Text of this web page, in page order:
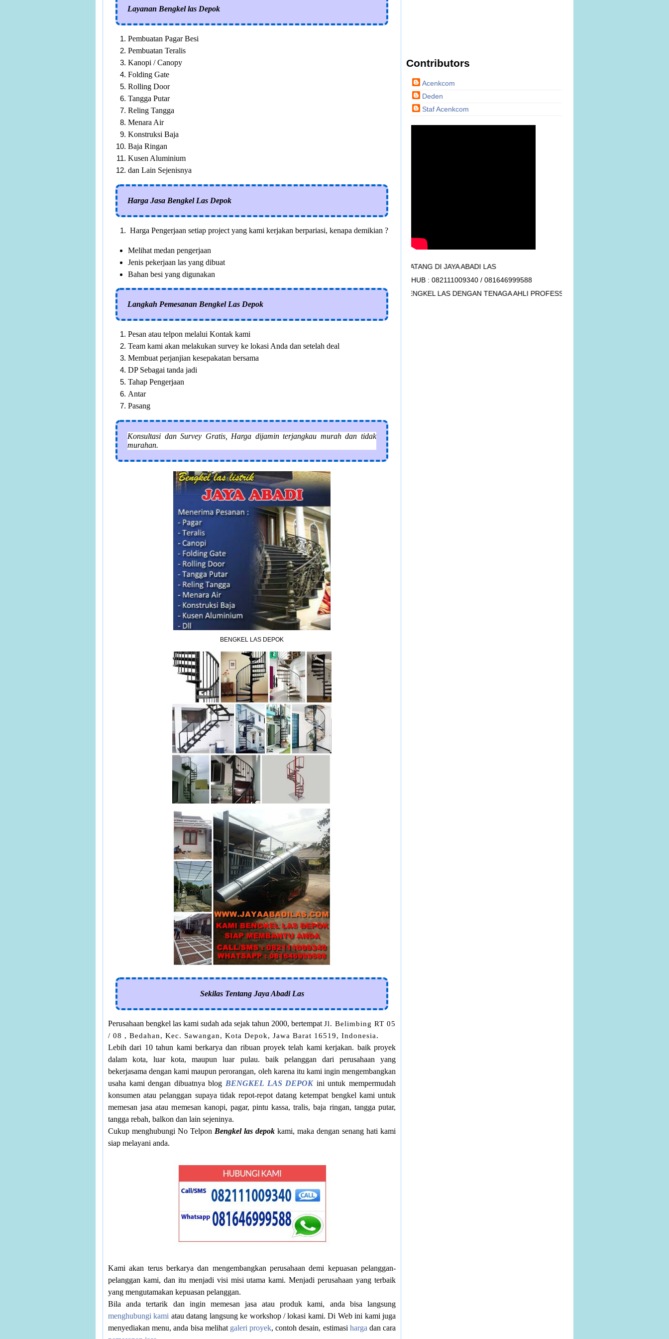
Layanan Bengkel las Depok
Pembuatan Pagar Besi
Pembuatan Teralis
Kanopi / Canopy
Folding Gate
Rolling Door
Tangga Putar
Reling Tangga
Menara Air
Konstruksi Baja
Baja Ringan
Kusen Aluminium
dan Lain Sejenisnya
Harga Jasa Bengkel Las Depok
Harga Pengerjaan setiap project yang kami kerjakan berpariasi, kenapa demikian ?
Melihat medan pengerjaan
Jenis pekerjaan las yang dibuat
Bahan besi yang digunakan
Langkah Pemesanan Bengkel Las Depok
Pesan atau telpon melalui Kontak kami
Team kami akan melakukan survey ke lokasi Anda dan setelah deal
Membuat perjanjian kesepakatan bersama
DP Sebagai tanda jadi
Tahap Pengerjaan
Antar
Pasang
Konsultasi dan Survey Gratis, Harga dijamin terjangkau murah dan tidak
murahan.
BENGKEL LAS DEPOK
Sekilas Tentang Jaya Abadi Las
Perusahaan bengkel las kami sudah ada sejak tahun 2000, bertempatJl. Belimbing RT 05
/ 08 , Bedahan, Kec. Sawangan, Kota Depok, Jawa Barat 16519, Indonesia.
Lebih dari 10 tahun kami berkarya dan ribuan proyek telah kami kerjakan. baik proyek
dalam kota, luar kota, maupun luar pulau. baik pelanggan dari perusahaan yang
bekerjasama dengan kami maupun perorangan, oleh karena itu kami ingin mengembangkan
usaha kami dengan dibuatnya blog BENGKEL LAS DEPOKini untuk mempermudah
konsumen atau pelanggan supaya tidak repot-repot datang ketempat bengkel kami untuk
memesan jasa atau memesan kanopi, pagar, pintu kassa, tralis, baja ringan, tangga putar,
tangga rebah, balkon dan lain sejeninya.
Cukup menghubungi No Telpon Bengkel las depok kami, maka dengan senang hati kami
siap melayani anda.
Kami akan terus berkarya dan mengembangkan perusahaan demi kepuasan pelanggan-
pelanggan kami, dan itu menjadi visi misi utama kami. Menjadi perusahaan yang terbaik
yang mengutamakan kepuasan pelanggan.
Bila anda tertarik dan ingin memesan jasa atau produk kami, anda bisa langsung
menghubungi kami atau datang langsung ke workshop / lokasi kami. Di Webini kami juga
menyediakan menu, anda bisa melihat galeri proyek, contoh desain, estimasi hargadan cara
Contributors
Acenkcom
Deden
Staf Acenkcom
SELAMAT DATANG DI JAYA ABADI LAS
HUB : 082111009340 / 081646999588
BENGKEL LAS DENGAN TENAGA AHLI PROFESSIONAL